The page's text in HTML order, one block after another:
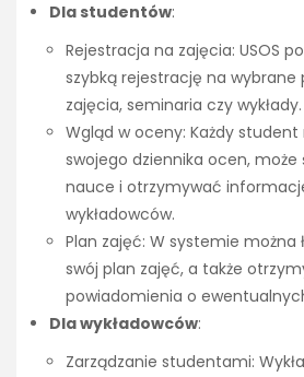
Dla studentów:
Rejestracja na zajęcia: USOS
szybką rejestrację na wybrane
zajęcia, seminaria czy wykłady.
Wgląd w oceny: Każdy
swojego dziennika ocen,
nauce i otrzymywać
wykładowców.
Plan zajęć: W systemie można
swój plan zajęć, a także
powiadomienia o
Dla wykładowców:
Zarządzanie studentami: